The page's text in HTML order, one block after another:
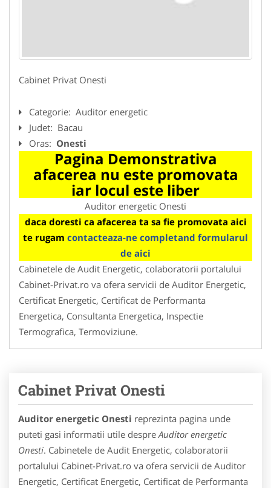
Cabinet Privat Onesti
Categorie: Auditor energetic
Judet: Bacau
Oras: Onesti
Pagina Demonstrativa
afacerea nu este promovata
iar locul este liber
Auditor energetic Onesti
daca doresti ca afacerea ta sa fie promovata aici
te rugam contacteaza-ne completand formularul
de aici
Cabinetele de Audit Energetic, colaboratorii portalului
Cabinet-Privat.ro va ofera servicii de Auditor Energetic,
Certificat Energetic, Certificat de Performanta
Energetica, Consultanta Energetica, Inspectie
Termografica, Termoviziune.
Cabinet Privat Onesti
Auditor energetic Onesti reprezinta pagina unde
puteti gasi informatii utile despre Auditor energetic
Onesti. Cabinetele de Audit Energetic, colaboratorii
portalului Cabinet-Privat.ro va ofera servicii de Auditor
Energetic, Certificat Energetic, Certificat de Performanta